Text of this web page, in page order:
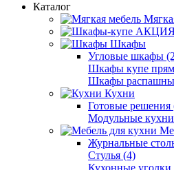
Каталог
Шкафы
Угловые шкафы
Шкафы купе
Шкафы
Кухни
Готовые решения
Модульные
Журнальные
Стулья (4)
Кухонные уголки